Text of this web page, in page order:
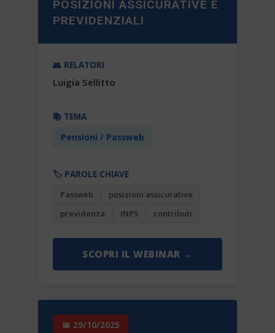
POSIZIONI ASSICURATIVE E
PREVIDENZIALI
👥 RELATORI
Luigia Sellitto
📚 TEMA
Pensioni / Passweb
🏷️ PAROLE CHIAVE
Passweb
posizioni assicurative
previdenza
INPS contributi
SCOPRI IL WEBINAR →
📅 29/10/2025